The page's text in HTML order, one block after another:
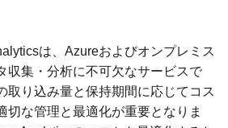
は、Azureおよびオンプレミス
収集・分析に不可欠なサービスで
取り込み量と保持期間に応じてコス
切な管理と最適化が重要となりま